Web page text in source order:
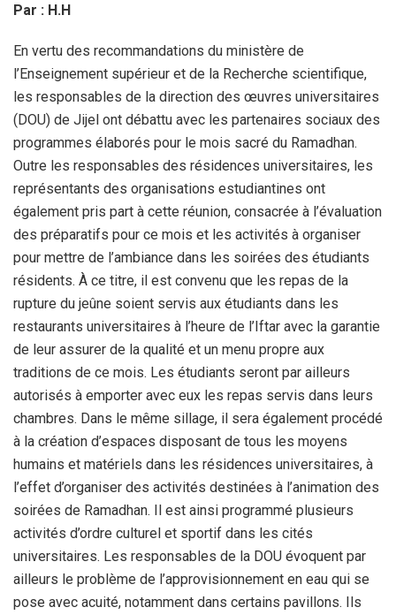
Par : H.H
En vertu des recommandations du ministère de
l’Enseignement supérieur et de la Recherche scientifique,
les responsables de la direction des œuvres universitaires
(DOU) de Jijel ont débattu avec les partenaires sociaux des
programmes élaborés pour le mois sacré du Ramadhan.
Outre les responsables des résidences universitaires, les
représentants des organisations estudiantines ont
également pris part à cette réunion, consacrée à l’évaluation
des préparatifs pour ce mois et les activités à organiser
pour mettre de l’ambiance dans les soirées des étudiants
résidents. À ce titre, il est convenu que les repas de la
rupture du jeûne soient servis aux étudiants dans les
restaurants universitaires à l’heure de l’Iftar avec la garantie
de leur assurer de la qualité et un menu propre aux
traditions de ce mois. Les étudiants seront par ailleurs
autorisés à emporter avec eux les repas servis dans leurs
chambres. Dans le même sillage, il sera également procédé
à la création d’espaces disposant de tous les moyens
humains et matériels dans les résidences universitaires, à
l’effet d’organiser des activités destinées à l’animation des
soirées de Ramadhan. Il est ainsi programmé plusieurs
activités d’ordre culturel et sportif dans les cités
universitaires. Les responsables de la DOU évoquent par
ailleurs le problème de l’approvisionnement en eau qui se
pose avec acuité, notamment dans certains pavillons. Ils